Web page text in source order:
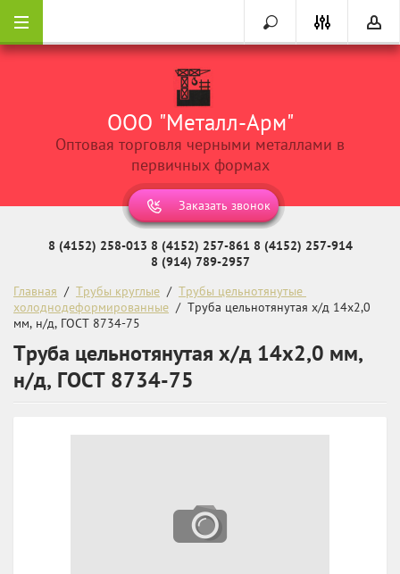
ООО "Металл-Арм"
Оптовая торговля черными металлами в
первичных формах
Заказать звонок
8 (4152) 258-013 8 (4152) 257-861 8 (4152) 257-914
8 (914) 789-2957
Главная
  /
Трубы круглые
  /
Трубы цельнотянутые
холоднодеформированные
  /  Труба цельнотянутая х/д 14х2,0
мм, н/д, ГОСТ 8734-75
Труба цельнотянутая х/д 14х2,0 мм,
н/д, ГОСТ 8734-75